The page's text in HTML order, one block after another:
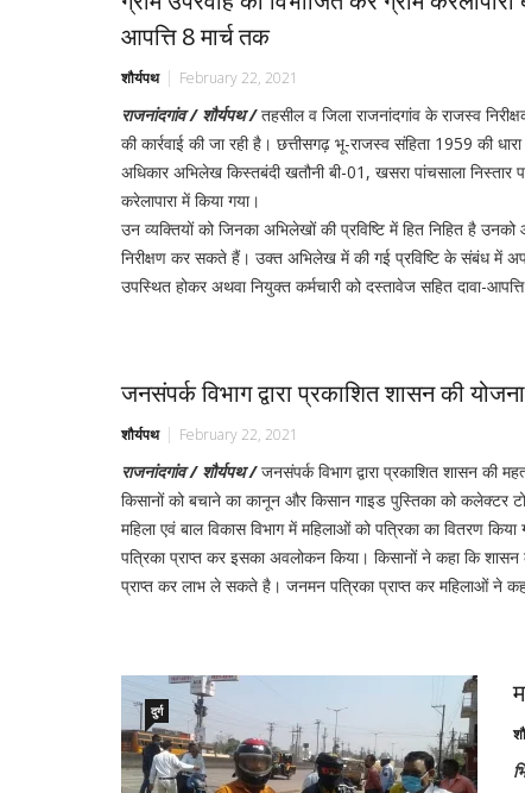
आपत्ति 8 मार्च तक
शौर्यपथ February 22, 2021
राजनांदगांव / शौर्यपथ /तहसील व जिला राजनांदगांव के राजस्व
की कार्रवाई की जा रही है। छत्तीसगढ़ भू-राजस्व संहिता 1959 की
अधिकार अभिलेख किस्तबंदी खतौनी बी-01, खसरा पांचसाला
करेलापारा में किया गया।
उन व्यक्तियों को जिनका अभिलेखों की प्रविष्टि में हित निहित है
निरीक्षण कर सकते हैं। उक्त अभिलेख में की गई प्रविष्टि के संबंध में
उपस्थित होकर अथवा नियुक्त कर्मचारी को दस्तावेज सहित दावा-
जनसंपर्क विभाग द्वारा प्रकाशित शासन की
शौर्यपथ February 22, 2021
राजनांदगांव / शौर्यपथ /जनसंपर्क विभाग द्वारा प्रकाशित शासन की
किसानों को बचाने का कानून और किसान गाइड पुस्तिका को कलेक्टर
महिला एवं बाल विकास विभाग में महिलाओं को पत्रिका का वितरण
पत्रिका प्राप्त कर इसका अवलोकन किया। किसानों ने कहा कि
प्राप्त कर लाभ ले सकते है। जनमन पत्रिका प्राप्त कर महिलाओं ने
दुर्ग